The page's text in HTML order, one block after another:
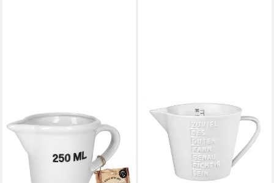
Messbecher Messbecher
250ml Porzellan weiß 10,5 x
9,5 cm Messkanne Ausgießer,
Porzellan
16,99 €
RÄDER DESIGN STORIES
Messbecher Messbecher
Zuviel des Guten weiß 0,7l,
Porzellan
21,99 €
lieferbar - in 2-3 Werktagen bei dir